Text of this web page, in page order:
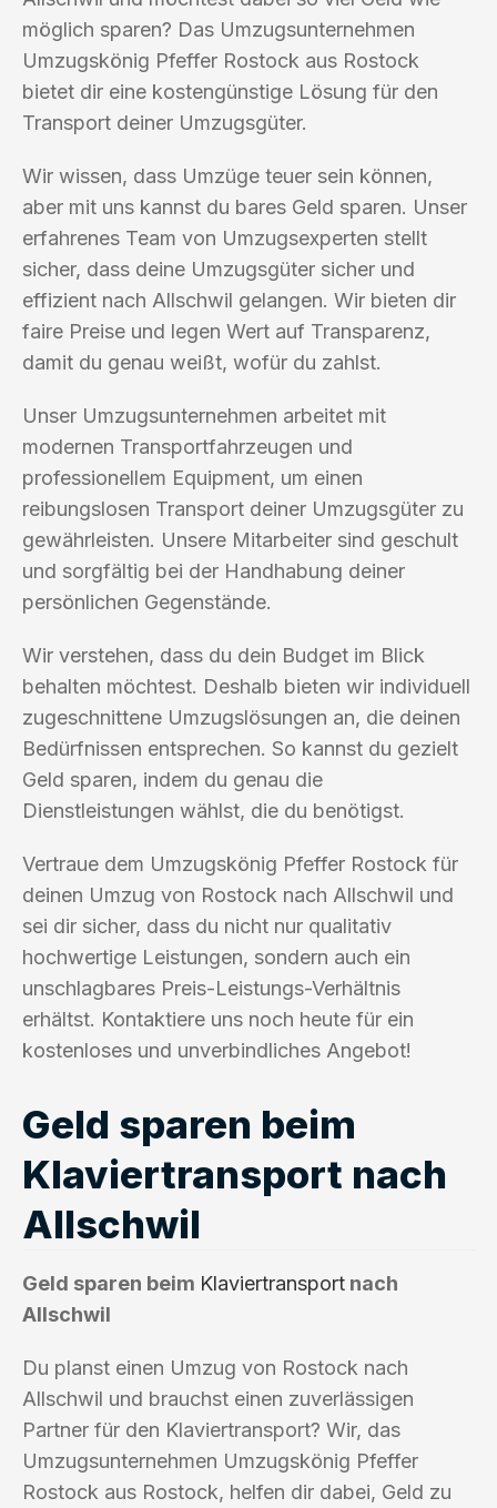
möglich sparen? Das Umzugsunternehmen
Umzugskönig Pfeffer Rostock aus Rostock
bietet dir eine kostengünstige Lösung für den
Transport deiner Umzugsgüter.
Wir wissen, dass Umzüge teuer sein können,
aber mit uns kannst du bares Geld sparen. Unser
erfahrenes Team von Umzugsexperten stellt
sicher, dass deine Umzugsgüter sicher und
effizient nach Allschwil gelangen. Wir bieten dir
faire Preise und legen Wert auf Transparenz,
damit du genau weißt, wofür du zahlst.
Unser Umzugsunternehmen arbeitet mit
modernen Transportfahrzeugen und
professionellem Equipment, um einen
reibungslosen Transport deiner Umzugsgüter zu
gewährleisten. Unsere Mitarbeiter sind geschult
und sorgfältig bei der Handhabung deiner
persönlichen Gegenstände.
Wir verstehen, dass du dein Budget im Blick
behalten möchtest. Deshalb bieten wir individuell
zugeschnittene Umzugslösungen an, die deinen
Bedürfnissen entsprechen. So kannst du gezielt
Geld sparen, indem du genau die
Dienstleistungen wählst, die du benötigst.
Vertraue dem Umzugskönig Pfeffer Rostock für
deinen Umzug von Rostock nach Allschwil und
sei dir sicher, dass du nicht nur qualitativ
hochwertige Leistungen, sondern auch ein
unschlagbares Preis-Leistungs-Verhältnis
erhältst. Kontaktiere uns noch heute für ein
kostenloses und unverbindliches Angebot!
Geld sparen beim
Klaviertransport nach
Allschwil
Geld sparen beim Klaviertransport nach
Allschwil
Du planst einen Umzug von Rostock nach
Allschwil und brauchst einen zuverlässigen
Partner für den Klaviertransport? Wir, das
Umzugsunternehmen Umzugskönig Pfeffer
Rostock aus Rostock, helfen dir dabei, Geld zu